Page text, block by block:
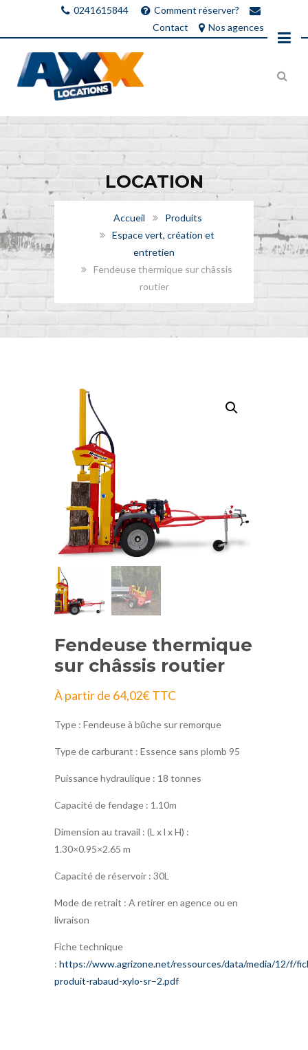
0241615844
Comment réserver?
Contact
Nos agences
LOCATION
Accueil
Produits
Espace vert, création et
entretien
Fendeuse thermique sur châssis
routier
Fendeuse thermique
sur châssis routier
À partir de 64,02€TTC
Type : Fendeuse à bûche sur remorque
Type de carburant : Essence sans plomb 95
Puissance hydraulique : 18 tonnes
Capacité de fendage : 1.10m
Dimension au travail : (L x l x H) :
1.30×0.95×2.65 m
Capacité de réservoir : 30L
Mode de retrait : A retirer en agence ou en
livraison
Fiche technique
: https://www.agrizone.net/ressources/data/media/12/f/
produit-rabaud-xylo-sr–2.pdf